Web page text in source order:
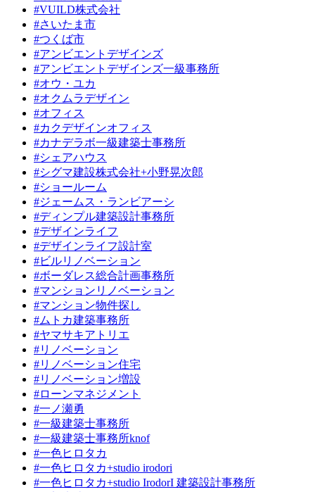
#VUILD株式会社
#さいたま市
#つくば市
#アンビエントデザインズ
#アンビエントデザインズ一級事務所
#オウ・ユカ
#オクムラデザイン
#オフィス
#カクデザインオフィス
#カナデラボ一級建築士事務所
#シェアハウス
#シグマ建設株式会社+小野晃次郎
#ショールーム
#ジェームス・ランビアーシ
#ディンプル建築設計事務所
#デザインライフ
#デザインライフ設計室
#ビルリノベーション
#ボーダレス総合計画事務所
#マンションリノベーション
#マンション物件探し
#ムトカ建築事務所
#ヤマサキアトリエ
#リノベーション
#リノベーション住宅
#リノベーション増設
#ローンマネジメント
#一ノ瀬勇
#一級建築士事務所
#一級建築士事務所knof
#一色ヒロタカ
#一色ヒロタカ+studio irodori
#一色ヒロタカ+studio IrodorI 建築設計事務所